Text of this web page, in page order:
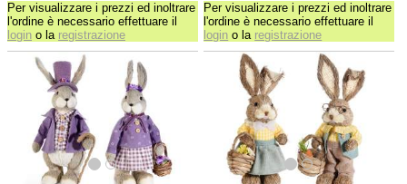
Per visualizzare i prezzi ed inoltrare
l'ordine è necessario effettuare il
login o la registrazione
Per visualizzare i prezzi ed inoltrare
l'ordine è necessario effettuare il
login o la registrazione